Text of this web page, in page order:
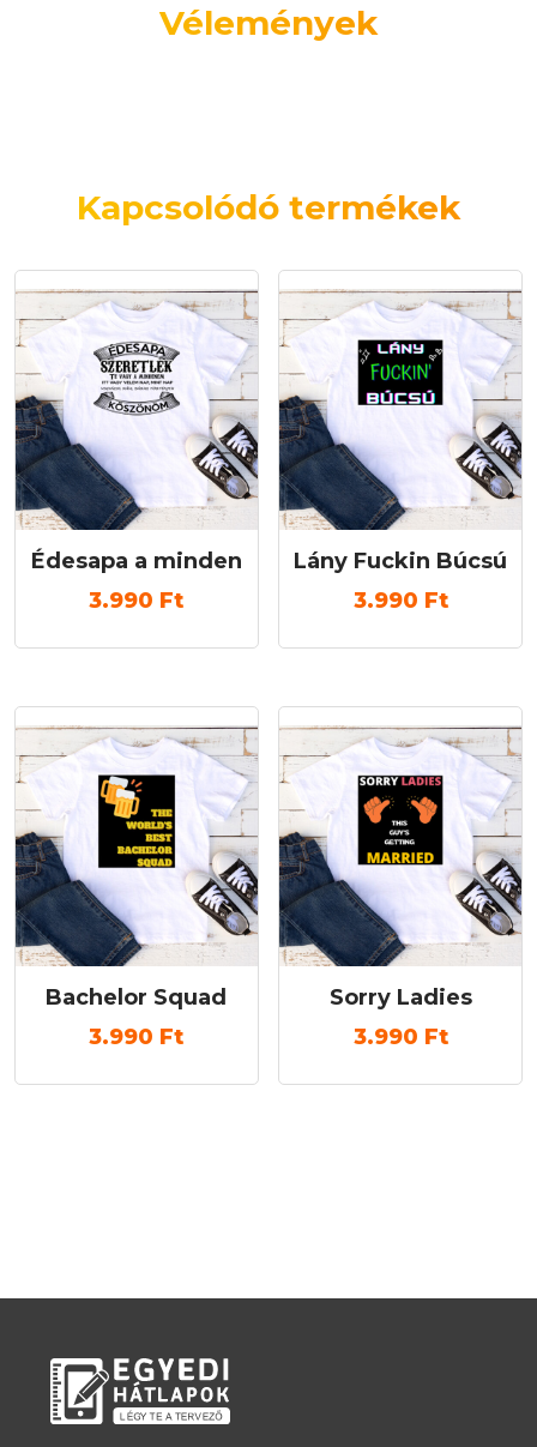
Vélemények
Kapcsolódó termékek
Édesapa a minden
3.990 Ft
Lány Fuckin Búcsú
3.990 Ft
Bachelor Squad
3.990 Ft
Sorry Ladies
3.990 Ft